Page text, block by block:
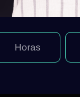
Horas